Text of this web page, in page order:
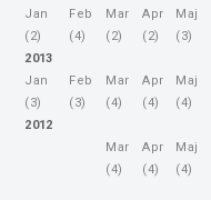
Jan
(2)
Feb
(4)
Mar
(2)
Apr
(2)
Maj
(3)
2013
Jan
(3)
Feb
(3)
Mar
(4)
Apr
(4)
Maj
(4)
2012
Mar
(4)
Apr
(4)
Maj
(4)